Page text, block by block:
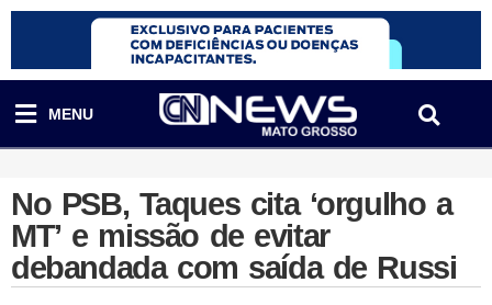
MENU
No PSB, Taques cita ‘orgulho a
MT’ e missão de evitar
debandada com saída de Russi